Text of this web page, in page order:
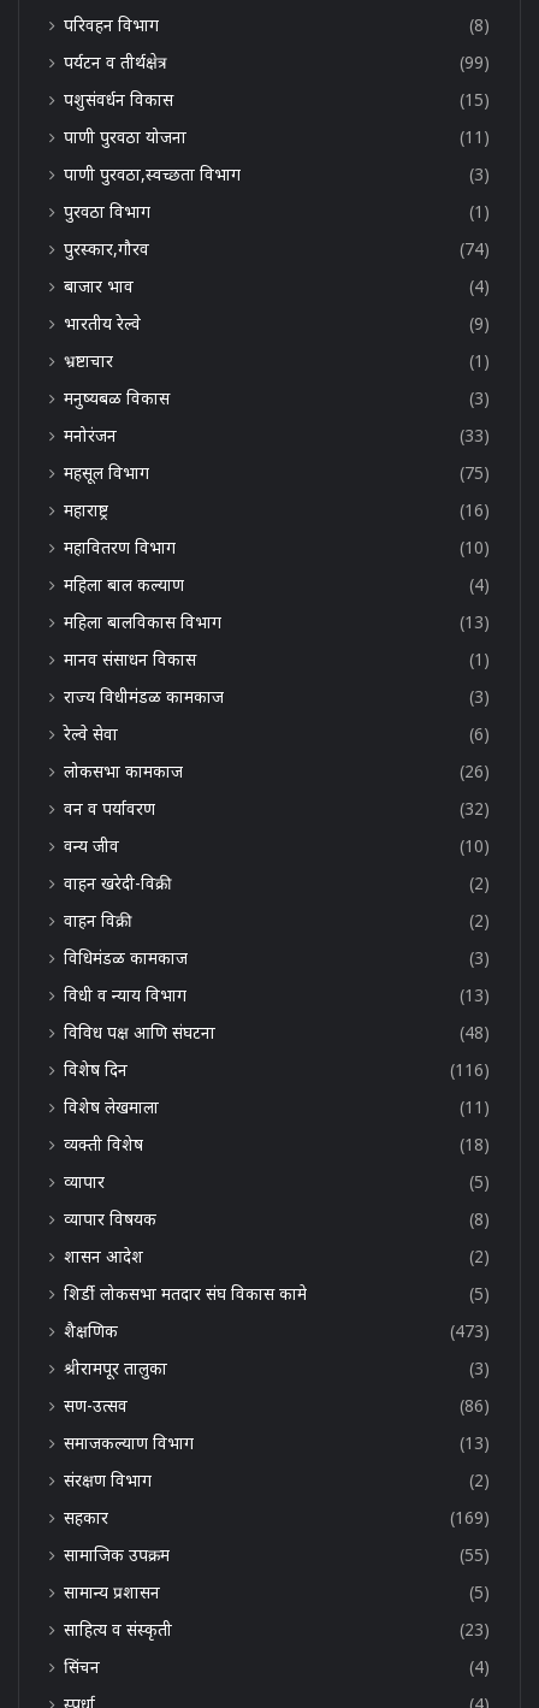
परिवहन विभाग
(8)
पर्यटन व तीर्थक्षेत्र
(99)
पशुसंवर्धन विकास
(15)
पाणी पुरवठा योजना
(11)
पाणी पुरवठा,स्वच्छता विभाग
(3)
पुरवठा विभाग
(1)
पुरस्कार,गौरव
(74)
बाजार भाव
(4)
भारतीय रेल्वे
(9)
भ्रष्टाचार
(1)
मनुष्यबळ विकास
(3)
मनोरंजन
(33)
महसूल विभाग
(75)
महाराष्ट्र
(16)
महावितरण विभाग
(10)
महिला बाल कल्याण
(4)
महिला बालविकास विभाग
(13)
मानव संसाधन विकास
(1)
राज्य विधीमंडळ कामकाज
(3)
रेल्वे सेवा
(6)
लोकसभा कामकाज
(26)
वन व पर्यावरण
(32)
वन्य जीव
(10)
वाहन खरेदी-विक्री
(2)
वाहन विक्री
(2)
विधिमंडळ कामकाज
(3)
विधी व न्याय विभाग
(13)
विविध पक्ष आणि संघटना
(48)
विशेष दिन
(116)
विशेष लेखमाला
(11)
व्यक्ती विशेष
(18)
व्यापार
(5)
व्यापार विषयक
(8)
शासन आदेश
(2)
शिर्डी लोकसभा मतदार संघ विकास कामे
(5)
शैक्षणिक
(473)
श्रीरामपूर तालुका
(3)
सण-उत्सव
(86)
समाजकल्याण विभाग
(13)
संरक्षण विभाग
(2)
सहकार
(169)
सामाजिक उपक्रम
(55)
सामान्य प्रशासन
(5)
साहित्य व संस्कृती
(23)
सिंचन
(4)
स्पर्धा
(4)